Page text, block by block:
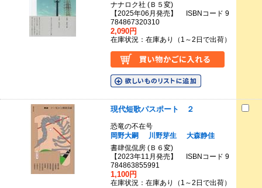
ナナロク社 (Ｂ５変)
【2025年06月発売】 ISBNコード 9
784867320310
2,090円
在庫状況：在庫あり（1～2日で出荷）
現代短歌パスポート ２
恐竜の不在号
岡野大嗣
川野芽生
大森静佳
書肆侃侃房 (Ｂ６変)
【2023年11月発売】 ISBNコード 9
784863855991
1,100円
在庫状況：在庫あり（1～2日で出荷）